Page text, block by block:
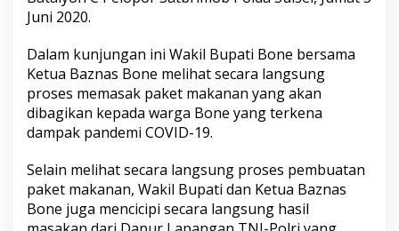
p
n
e
K
u
n
j
n
g
i
D
Juni 2020.
Dalam kunjungan ini Wakil Bupati Bone bersama
Ketua Baznas Bone melihat secara langsung
proses memasak paket makanan yang akan
dibagikan kepada warga Bone yang terkena
dampak pandemi COVID-19.
Selain melihat secara langsung proses pembuatan
paket makanan, Wakil Bupati dan Ketua Baznas
Bone juga mencicipi secara langsung hasil